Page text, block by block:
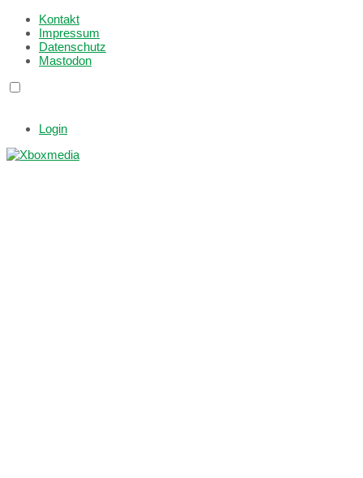
Kontakt
Impressum
Datenschutz
Mastodon
Login